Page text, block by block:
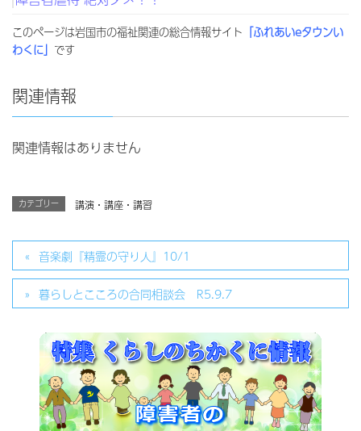
このページは岩国市の福祉関連の総合情報サイト 「ふれあいeタウンい
わくに」 です
関連情報
関連情報はありません
カテゴリー 講演・講座・講習
音楽劇『精霊の守り人』10/1
暮らしとこころの合同相談会 R5.9.7